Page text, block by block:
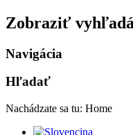
Zobraziť
Navigácia
Hľadať
Nachádzate sa tu: Home